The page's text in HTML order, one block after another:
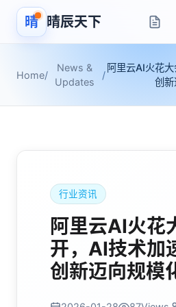
晴 晴辰天下
Home/
News &
Updates
/
阿里云AI火花
创新
行业资讯
阿里云AI火花
开，AI技术加
创新迈向规模